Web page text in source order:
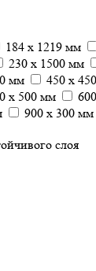
184 x 1219 мм
230 x 1500 мм
мм 450 х
x 500 мм
900 х 300 мм
слоя